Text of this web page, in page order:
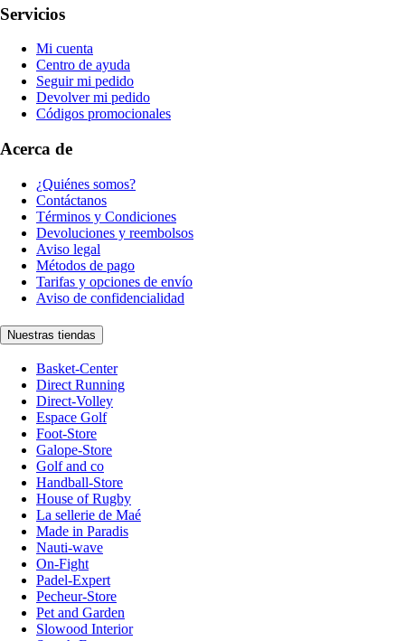
Servicios
Mi cuenta
Centro de ayuda
Seguir mi pedido
Devolver mi pedido
Códigos promocionales
Acerca de
¿Quiénes somos?
Contáctanos
Términos y Condiciones
Devoluciones y reembolsos
Aviso legal
Métodos de pago
Tarifas y opciones de envío
Aviso de confidencialidad
Nuestras tiendas
Basket-Center
Direct Running
Direct-Volley
Espace Golf
Foot-Store
Galope-Store
Golf and co
Handball-Store
House of Rugby
La sellerie de Maé
Made in Paradis
Nauti-wave
On-Fight
Padel-Expert
Pecheur-Store
Pet and Garden
Slowood Interior